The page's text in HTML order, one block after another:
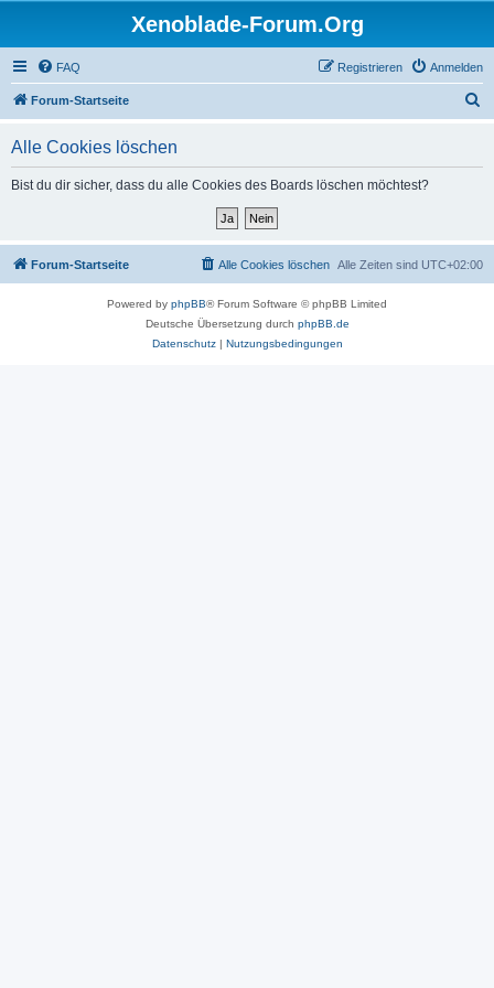
Xenoblade-Forum.Org
FAQ Anmelden
Registrieren
Forum-Startseite
Alle Cookies löschen
Bist du dir sicher, dass du alle Cookies des Boards löschen möchtest?
Forum-Startseite Alle Zeiten sind UTC+02:00
Alle Cookies löschen
Powered by phpBB® Forum Software © phpBB Limited
Deutsche Übersetzung durch phpBB.de
Datenschutz| Nutzungsbedingungen